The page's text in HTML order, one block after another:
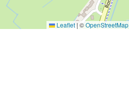
Leaflet | ©OpenStreetMap